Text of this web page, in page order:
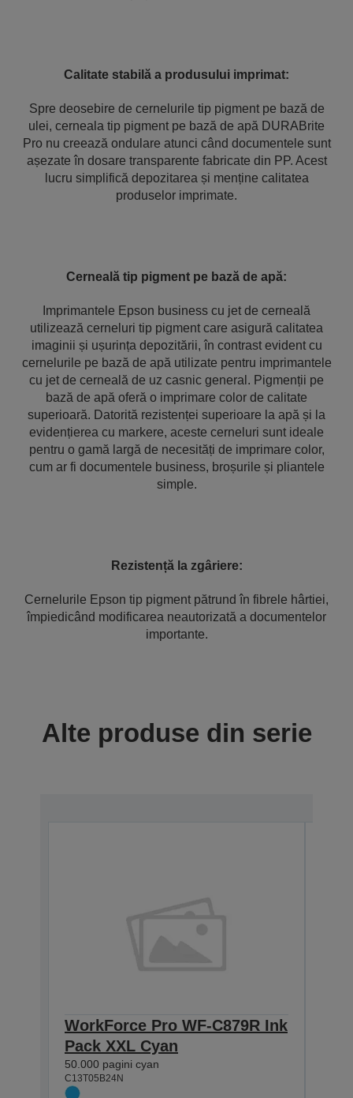
Calitate stabilă a produsului imprimat:
Spre deosebire de cernelurile tip pigment pe bază de
ulei, cerneala tip pigment pe bază de apă DURABrite
Pro nu creează ondulare atunci când documentele sunt
așezate în dosare transparente fabricate din PP. Acest
lucru simplifică depozitarea și menține calitatea
produselor imprimate.
Cerneală tip pigment pe bază de apă:
Imprimantele Epson business cu jet de cerneală
utilizează cerneluri tip pigment care asigură calitatea
imaginii și ușurința depozitării, în contrast evident cu
cernelurile pe bază de apă utilizate pentru imprimantele
cu jet de cerneală de uz casnic general. Pigmenții pe
bază de apă oferă o imprimare color de calitate
superioară. Datorită rezistenței superioare la apă și la
evidențierea cu markere, aceste cerneluri sunt ideale
pentru o gamă largă de necesități de imprimare color,
cum ar fi documentele business, broșurile și pliantele
simple.
Rezistență la zgâriere:
Cernelurile Epson tip pigment pătrund în fibrele hârtiei,
împiedicând modificarea neautorizată a documentelor
importante.
Alte produse din serie
WorkForce Pro WF-C879R Ink
Pack XXL Cyan
50.000 pagini cyan
C13T05B24N